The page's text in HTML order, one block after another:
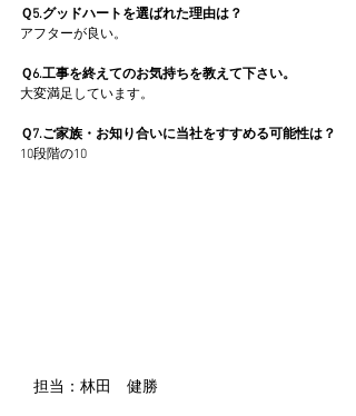
Ｑ5.グッドハートを選ばれた理由は？
アフターが良い。
Ｑ6.工事を終えてのお気持ちを教えて下さい。
大変満足しています。
Ｑ7.ご家族・お知り合いに当社をすすめる可能性は？
10段階の10
担当：林田　健勝